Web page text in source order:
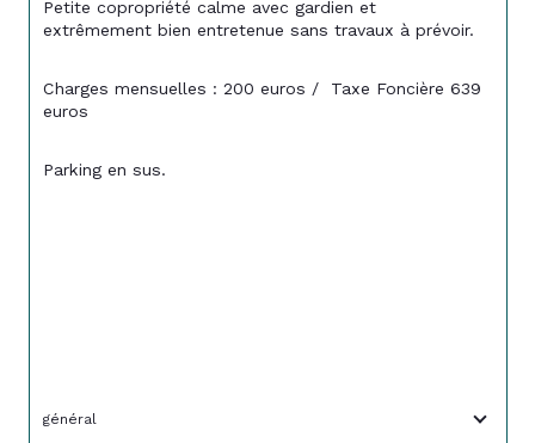
Petite copropriété calme avec gardien et
extrêmement bien entretenue sans travaux à prévoir.
Charges mensuelles : 200 euros /  Taxe Foncière 639
euros
Parking en sus.
général